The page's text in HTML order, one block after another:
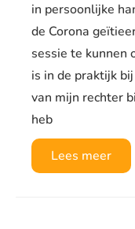
in persoonlijke
de Corona
sessie te kunnen
is in de praktijk
van mijn rechter
heb
Review:
“Veilig
Lees meer